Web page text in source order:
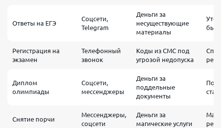
Ответы на ЕГЭ
Соцсети,
Telegram
Деньги за
несуществующие
материалы
Регистрация на
экзамен
Телефонный
звонок
Коды из СМС под
угрозой недопуска
Диплом
олимпиады
Соцсети,
мессенджеры
Деньги за
поддельные
документы
Снятие порчи
Мессенджеры,
соцсети
Деньги за
магические услуги